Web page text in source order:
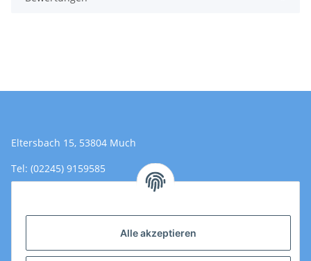
Alle akzeptieren
Eltersbach 15, 53804 Much
Tel: (02245) 9159585
Email: Kontakt@toromedical.de
Öffnungszeiten (Mo-Fr.) 8:00 - 17:00